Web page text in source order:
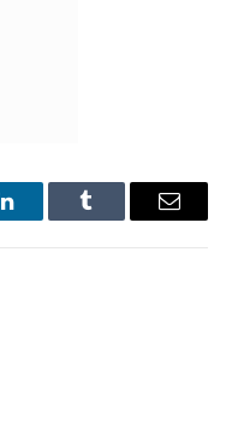
LinkedInTumblr Email